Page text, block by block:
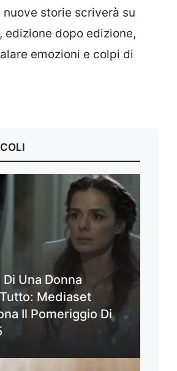
storie scriverà su
edizione dopo edizione,
emozioni e colpi di
Di Una Donna
Mediaset
Il Pomeriggio Di